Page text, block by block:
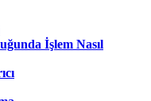
İşlem Nasıl